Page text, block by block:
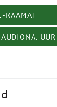
RAAMAT
AUDIONA,